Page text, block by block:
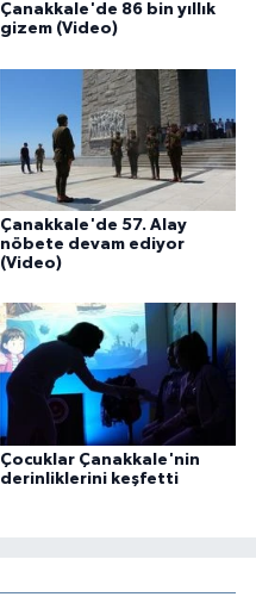
Çanakkale'de 86 bin yıllık
gizem (Video)
Çanakkale'de 57. Alay
nöbete devam ediyor
(Video)
Çocuklar Çanakkale'nin
derinliklerini keşfetti